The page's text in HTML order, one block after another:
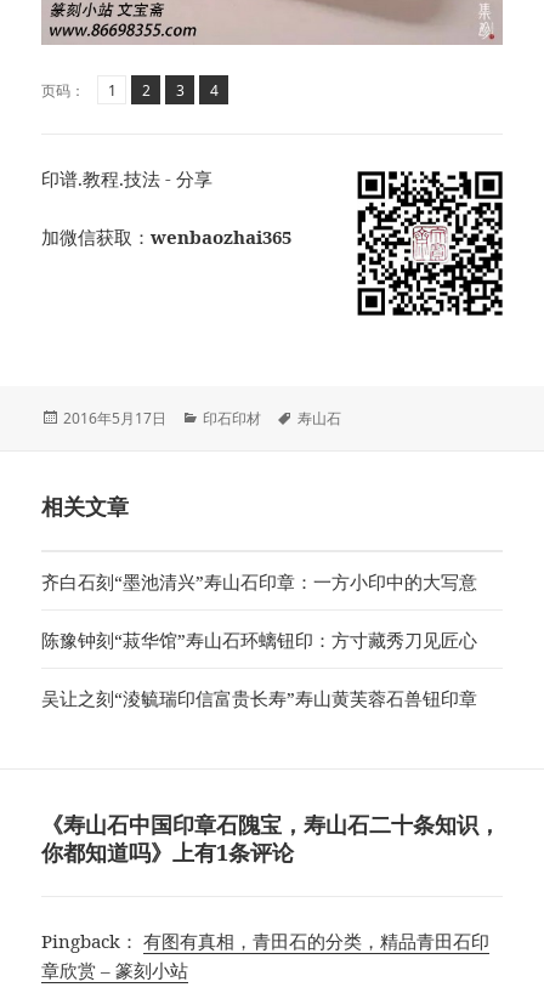
页码： 页1 ,
页
2 ,
页
3 ,
页
4
印谱.教程.技法 - 分享
加微信获取：wenbaozhai365
发
2016年5月17日
分
印石印材
标
寿山石
相关文章
齐白石刻“墨池清兴”寿山石印章：一方小印中的大写意
陈豫钟刻“菽华馆”寿山石环螭钮印：方寸藏秀刀见匠心
吴让之刻“淩毓瑞印信富贵长寿”寿山黄芙蓉石兽钮印章
《寿山石中国印章石隗宝，寿山石二十条知识，
你都知道吗》上有1条评论
Pingback：有图有真相，青田石的分类，精品青田石印
章欣赏 – 篆刻小站